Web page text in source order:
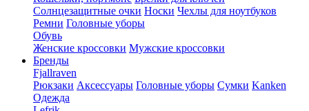
Солнцезащитные очки Носки Чехлы для ноутбуков
Ремни Головные уборы
Обувь
Женские кроссовки Мужские кроссовки
Бренды
Fjallraven
Рюкзаки Аксессуары Головные уборы Сумки Kanken
Одежда